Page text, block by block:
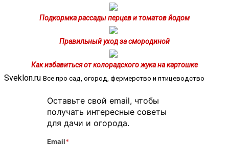
Подкормка рассады перцев и томатов йодом
Правильный уход за смородиной
Как избавиться от колорадского жука на картошке
Sveklon.ru Все про сад, огород, фермерство и птицеводство
Оставьте свой email, чтобы
получать интересные советы
для дачи и огорода.
Email*